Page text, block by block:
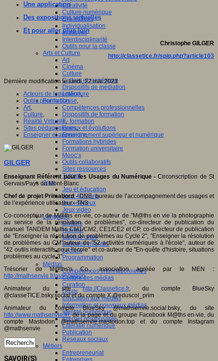
Créativité
Culture numérique
Evaluations
Individualisation
Initiatives
Interdisciplinarité
Outils pour la classe
Arts et Culture
Art
Cinéma
Culture
Culture et numérique
Dispositifs de médiation
Littérature
Formation
Compétences professionnelles
Dispositifs de formation
E- formation
Enjeux et évolutions
Enseignement supérieur et numérique
Formations hybrides
Formation universitaire
Mooc’s
Outils collaboratifs
Sites ressources
Tutorat
Jeux
Jeu et éducation
Jeux 4/12 ans
Jeux sérieux
Jeux vidéo
Langages
Ecriture
Humour
Langue orale
Langues vivantes
Lecture
Programmation
Médias
Compétences informationnelles
Culture des médias
Curation
Droits
Education aux médias
Information et nouveaux médias
Identité numérique
Internet responsable
Littératie numérique
Publication
Réseaux sociaux
Métiers
Entrepreneuriat
Entreprises
Une application
Des expositions virtuelles
Et pour aller plus loin
Christophe GILGER
http://classetice.fr/spip.php?article103
Dernière modification le lundi, 22 mai 2023
Acteurs de leducation,
Outils pour la classe,
Art,
Culture,
Réalité Virtuelle,
Sites pédagogiques,
Enseigner et apprendre,
GILGER
Enseignant Référent pour les Usages du Numérique -Circonscription de St
Gervais/Pays du Mont-Blanc
Chef de projet Primabord- DNE, bureau de l’accompagnement des usages et
de l’expérience utilisateur –TN3
Co-concepteur de M@ths en-vie, co-auteur de "M@ths en vie la photographie
au service de la résolution de problèmes", co-directeur de publication du
manuel TANDEM Maths CM1/CM2, CE1/CE2 et CP, co-directeur de publication
de "Enseigner la résolution de problèmes au Cycle 2", "Enseigner la résolution
de problèmes au CM"auteur de "52 activités numériques à l'école", auteur de
"42 outils interactifs pour l'école" et co-auteur de "En-quête d'histoire, situations
problèmes au cycle 3"
Trésorier de M@ths'n Co., association agréée par le MEN :
http://mathsenvie.fr/association
Animateur du sitehttp://Classetice.fr, du compte BlueSky
@classeTICE.bsky.social et du compte X @eduscol_prim
Animateur du compte BlueSky @mathsenvie.social.bsky, du site
http://www.mathsenvie.fr/, de la page et du groupe Facebook M@ths en-vie, du
compte Mastodon @mathsenvie.mastodon.top et du compte Instagram
@mathsenvie
SAVOIR(S)